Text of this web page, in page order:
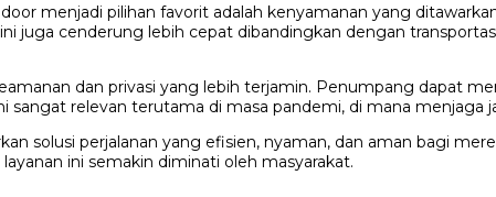
menjadi pilihan favorit adalah kenyamanan yang
juga cenderung lebih cepat dibandingkan dengan
dan privasi yang lebih terjamin. Penumpang dapat
sangat relevan terutama di masa pandemi, di mana
solusi perjalanan yang efisien, nyaman, dan aman bagi
ini semakin diminati oleh masyarakat.